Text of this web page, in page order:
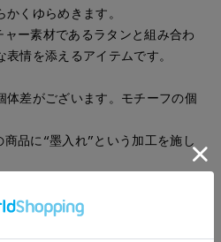
くゆらめきます。
ー素材であるラタンと組み合わ
情を添えるアイテムです。
差がございます。モチーフの個
品に“墨入れ”という加工を施し
た色味になり、高級感を出してい